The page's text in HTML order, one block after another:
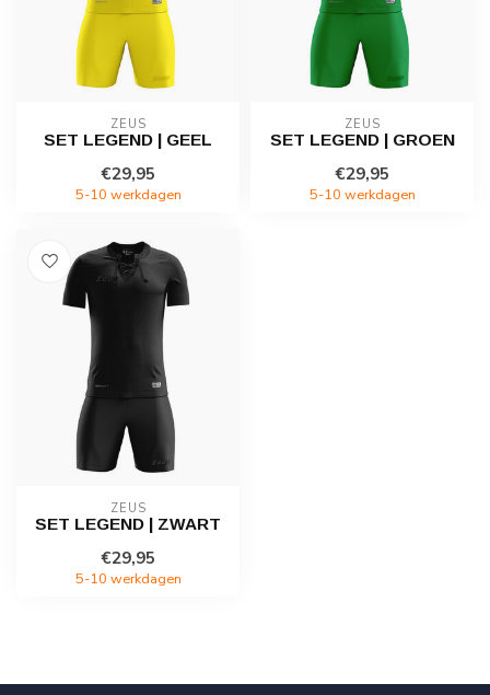
ZEUS
SET LEGEND | GEEL
€29,95
5-10 werkdagen
ZEUS
SET LEGEND | GROEN
€29,95
5-10 werkdagen
ZEUS
SET LEGEND | ZWART
€29,95
5-10 werkdagen